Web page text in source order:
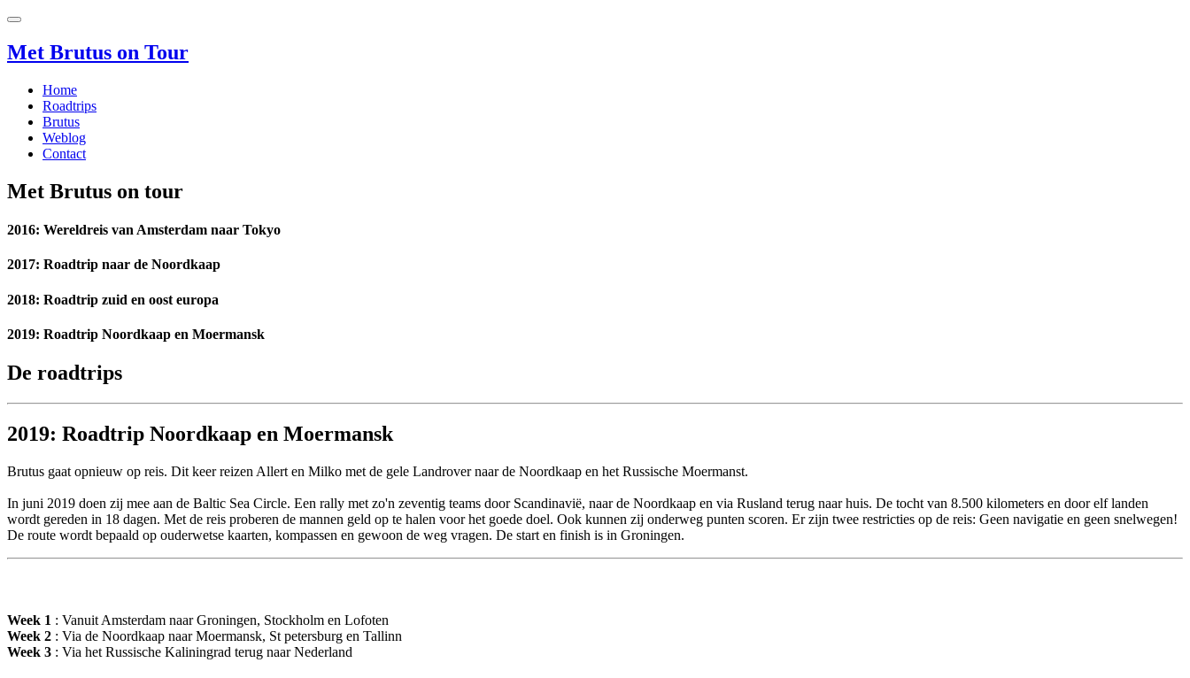
Met Brutus on Tour
Home
Roadtrips
Brutus
Weblog
Contact
Met Brutus on tour
2016: Wereldreis van Amsterdam naar Tokyo
2017: Roadtrip naar de Noordkaap
2018: Roadtrip zuid en oost europa
2019: Roadtrip Noordkaap en Moermansk
De roadtrips
2019: Roadtrip Noordkaap en Moermansk
Brutus gaat opnieuw op reis. Dit keer reizen Allert en Milko met de gele Landrover naar de Noordkaap en het Russische Moermanst.
In juni 2019 doen zij mee aan de Baltic Sea Circle. Een rally met zo'n zeventig teams door Scandinavië, naar de Noordkaap en via Rusland terug naar huis. De tocht van 8.500 kilometers en door elf landen
wordt gereden in 18 dagen. Met de reis proberen de mannen geld op te halen voor het goede doel. Ook kunnen zij onderweg punten scoren. Er zijn twee restricties op de reis: Geen navigatie en geen snelwegen!
De route wordt bepaald op ouderwetse kaarten, kompassen en gewoon de weg vragen. De start en finish is in Groningen.
Week 1 : Vanuit Amsterdam naar Groningen, Stockholm en Lofoten
Week 2 : Via de Noordkaap naar Moermansk, St petersburg en Tallinn
Week 3 : Via het Russische Kaliningrad terug naar Nederland